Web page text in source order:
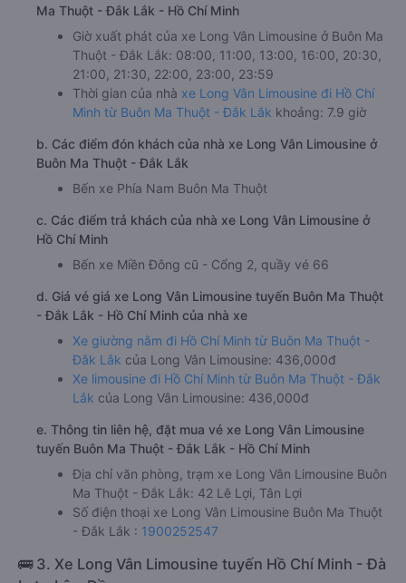
Ma Thuột - Đắk Lắk - Hồ Chí Minh
Giờ xuất phát của xe Long Vân Limousine ở Buôn Ma
Thuột - Đắk Lắk: 08:00, 11:00, 13:00, 16:00, 20:30,
21:00, 21:30, 22:00, 23:00, 23:59
Thời gian của nhà xe Long Vân Limousine đi Hồ Chí
Minh từ Buôn Ma Thuột - Đắk Lắk khoảng: 7.9 giờ
b. Các điểm đón khách của nhà xe Long Vân Limousine ở
Buôn Ma Thuột - Đắk Lắk
Bến xe Phía Nam Buôn Ma Thuột
c. Các điểm trả khách của nhà xe Long Vân Limousine ở
Hồ Chí Minh
Bến xe Miền Đông cũ - Cổng 2, quầy vé 66
d. Giá vé giá xe Long Vân Limousine tuyến Buôn Ma Thuột
- Đắk Lắk - Hồ Chí Minh của nhà xe
Xe giường nằm đi Hồ Chí Minh từ Buôn Ma Thuột -
Đắk Lắk của Long Vân Limousine: 436,000đ
Xe limousine đi Hồ Chí Minh từ Buôn Ma Thuột - Đắk
Lắk của Long Vân Limousine: 436,000đ
e. Thông tin liên hệ, đặt mua vé xe Long Vân Limousine
tuyến Buôn Ma Thuột - Đắk Lắk - Hồ Chí Minh
Địa chỉ văn phòng, trạm xe Long Vân Limousine Buôn
Ma Thuột - Đắk Lắk: 42 Lê Lợi, Tân Lợi
Số điện thoại xe Long Vân Limousine Buôn Ma Thuột
- Đắk Lắk : 1900252547
🚌 3. Xe Long Vân Limousine tuyến Hồ Chí Minh - Đà